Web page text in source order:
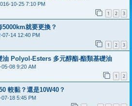
10-25 7:10 PM
1 2 3
就要更換？
07-14 12:40 PM
1 2 3
油 Polyol-Esters 多元醇酯-酯類基礎油
05-08 9:20 AM
1 2
較黏？還是10W40？
07-18 5:45 PM